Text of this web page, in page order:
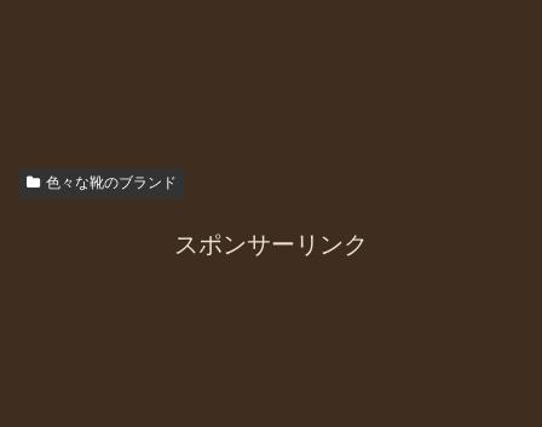
色々な靴のブランド
スポンサーリンク